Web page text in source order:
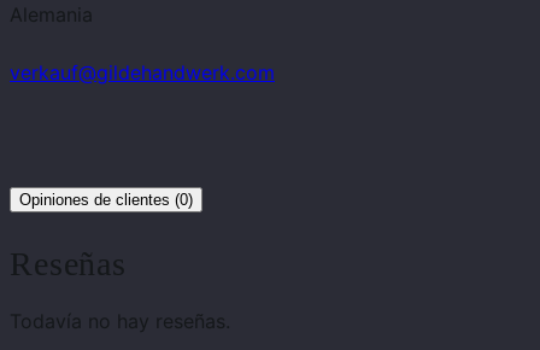
Alemania
verkauf@gildehandwerk.com
Opiniones de clientes (0)
Reseñas
Todavía no hay reseñas.